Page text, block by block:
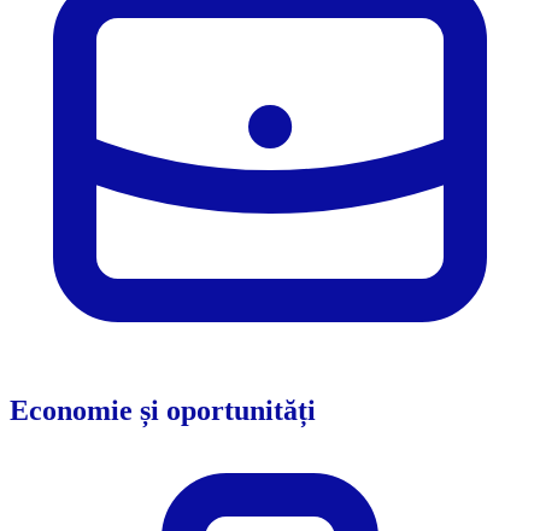
Economie și oportunități